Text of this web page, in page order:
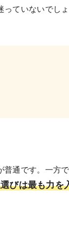
ていないでし
通です。一方で
びは最も力を